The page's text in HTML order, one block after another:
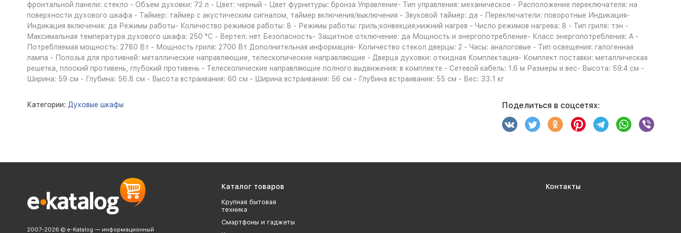
фронтальной панели: стекло - Объем духовки: 72 л - Цвет: черный - Цвет фурнитуры: бронза Управление- Тип управления: механическое - Расположение переключателя: на
поверхности духового шкафа - Таймер: таймер с акустическим сигналом, таймер включения/выключения - Звуковой таймер: да - Переключатели: поворотные Индикация-
Индикация включения: да Режимы работы- Количество режимов работы: 8 - Режимы работы: гриль;конвекция;нижний нагрев - Число режимов нагрева: 8 - Тип гриля: тэн -
Максимальная температура духового шкафа: 250 °С - Вертел: нет Безопасность- Защитное отключение: да Мощность и энергопотребление- Класс энергопотребления: A -
Потребляемая мощность: 2780 Вт - Мощность гриля: 2700 Вт Дополнительная информация- Количество стекол дверцы: 2 - Часы: аналоговые - Тип освещения: галогенная
лампа - Полозья для противней: металлические направляющие, телескопические направляющие - Дверца духовки: откидная Комплектация- Комплект поставки: металлическая
решетка, плоский противень, глубокий противень - Телескопические направляющие полного выдвижения: в комплекте - Сетевой кабель: 1.6 м Размеры и вес- Высота: 59.4 см -
Ширина: 59 см - Глубина: 56.8 см - Высота встраивания: 60 см - Ширина встраивания: 56 см - Глубина встраивания: 55 см - Вес: 33.1 кг
Категории: Духовые шкафы Поделиться в соцсетях:
2007-2026 © e-Katalog — информационный
Каталог товаров
Крупная бытовая
техника
Смартфоны и гаджеты
Контакты